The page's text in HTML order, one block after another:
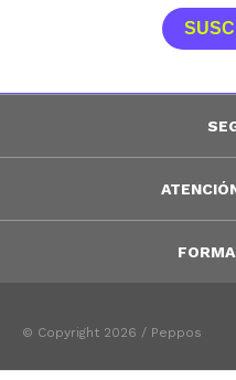
© Copyright 2026 / Peppos